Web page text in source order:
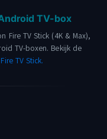
TV-box
Fire TV Stick (4K & Max),
TV-boxen. Bekijk de
TV Stick.